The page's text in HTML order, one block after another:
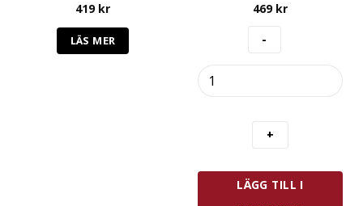
419 kr
LÄS MER
469 kr
Bakplåt
LÄGG TILL I